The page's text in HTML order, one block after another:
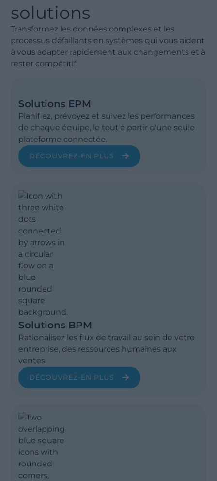
solutions
Transformez les données complexes et les
processus défaillants en systèmes qui vous aident
à vous adapter rapidement aux changements et à
rester compétitif.
Solutions EPM
Planifiez, prévoyez et suivez les performances
de chaque équipe, le tout à partir d'une seule
plateforme connectée.
DÉCOUVREZ-EN PLUS
Solutions BPM
Rationalisez les flux de travail au sein de votre
entreprise, des ressources humaines aux
ventes.
DÉCOUVREZ-EN PLUS